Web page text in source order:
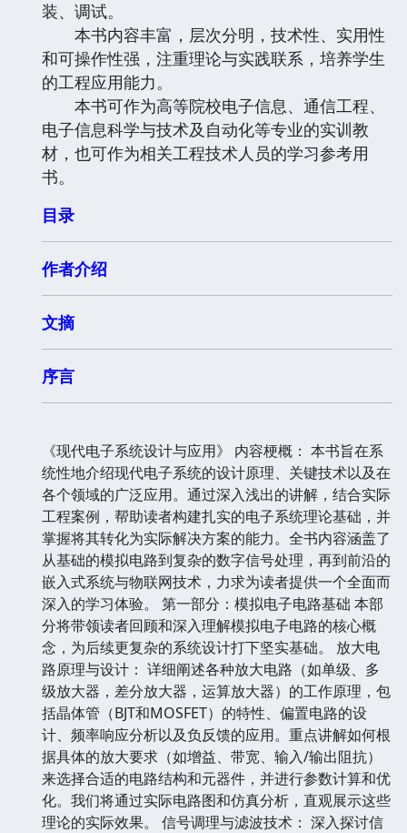
装、调试。
本书内容丰富，层次分明，技术性、实用性
和可操作性强，注重理论与实践联系，培养学生
的工程应用能力。
本书可作为高等院校电子信息、通信工程、
电子信息科学与技术及自动化等专业的实训教
材，也可作为相关工程技术人员的学习参考用
书。
目录
作者介绍
文摘
序言
《现代电子系统设计与应用》 内容梗概： 本书旨在系
统性地介绍现代电子系统的设计原理、关键技术以及在
各个领域的广泛应用。通过深入浅出的讲解，结合实际
工程案例，帮助读者构建扎实的电子系统理论基础，并
掌握将其转化为实际解决方案的能力。全书内容涵盖了
从基础的模拟电路到复杂的数字信号处理，再到前沿的
嵌入式系统与物联网技术，力求为读者提供一个全面而
深入的学习体验。 第一部分：模拟电子电路基础 本部
分将带领读者回顾和深入理解模拟电子电路的核心概
念，为后续更复杂的系统设计打下坚实基础。 放大电
路原理与设计： 详细阐述各种放大电路（如单级、多
级放大器，差分放大器，运算放大器）的工作原理，包
括晶体管（BJT和MOSFET）的特性、偏置电路的设
计、频率响应分析以及负反馈的应用。重点讲解如何根
据具体的放大要求（如增益、带宽、输入/输出阻抗）
来选择合适的电路结构和元器件，并进行参数计算和优
化。我们将通过实际电路图和仿真分析，直观展示这些
理论的实际效果。 信号调理与滤波技术： 深入探讨信